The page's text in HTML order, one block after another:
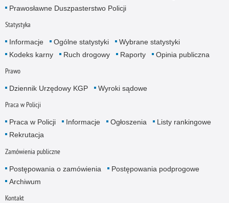
Prawosławne Duszpasterstwo Policji
Statystyka
Informacje Ogólne statystyki
Wybrane statystyki
Kodeks karny
Ruch drogowy Raporty Opinia publiczna
Prawo
Dziennik Urzędowy KGP Wyroki sądowe
Praca w Policji
Praca w Policji Informacje Ogłoszenia
Listy rankingowe
Rekrutacja
Zamówienia publiczne
Postępowania o zamówienia
Postępowania podprogowe
Archiwum
Kontakt